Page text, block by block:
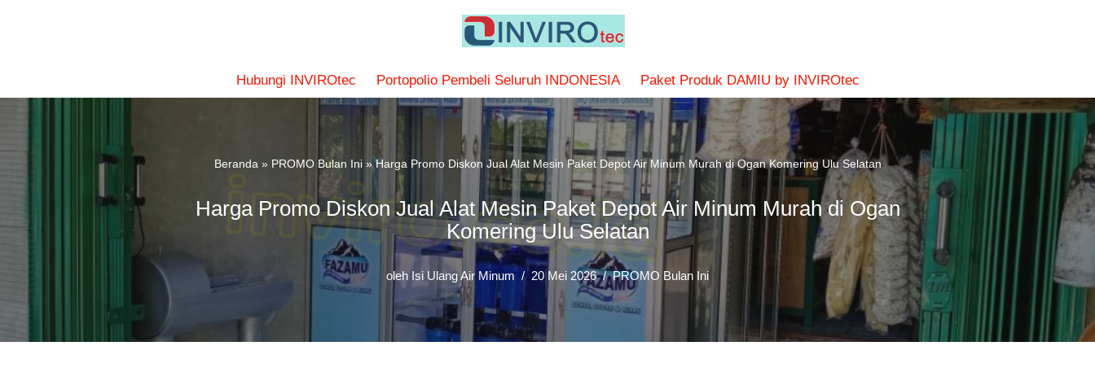
Hubungi INVIROtec Portopolio Pembeli Seluruh INDONESIA Paket Produk DAMIU by INVIROtec
Beranda » PROMO Bulan Ini»Harga Promo Diskon Jual Alat Mesin Paket Depot Air Minum Murah di Ogan Komering Ulu Selatan
Harga Promo Diskon Jual Alat Mesin Paket Depot Air Minum Murah di Ogan
Komering Ulu Selatan
oleh Isi Ulang Air Minum 20 Mei 2026 PROMO Bulan Ini